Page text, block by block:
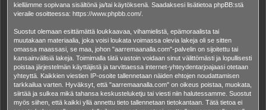
kiellämme sopivana sisältönä ja/tai käytöksenä. Saadaksesi lisätietoa phpBB:stä
vieraile osoitteessa: https://www.phpbb.com/
Suostut olemaan esittämättä loukkaavaa, vihamielistä, epämoraalista tai
muutakaan materiaalia, joka voisi loukata voimassa olevia lakeja oli se sitten
omassa maassasi, se maa, johon "aarremaanalla.com"-palvelin on sijoitettu tai
kansainvälisiä lakeja. Toimimalla tätä vastoin voidaan sinut välittömästi ja lopullisesti
poistaa järjestelmän käyttäjistä ja tarvittaessa internet-yhteydentarjoajaasi otetaan
yhteyttä. Kaikkien viestien IP-osoite tallennetaan näiden ehtojen noudattamisen
tarkkailua varten. Hyväksyt, että "aarremaanalla.com" on oikeus poistaa, muokata,
siirtää ja sulkea mikä tahansa keskusteluketju tai viesti niin halutessamme. Suostut
myös siihen, että kaikki yllä annettu tieto tallennetaan tietokantaan. Tätä tietoa ei